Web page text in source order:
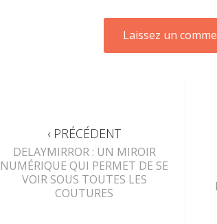
‹ PRÉCÉDENT
DELAYMIRROR : UN MIROIR
NUMÉRIQUE QUI PERMET DE SE
VOIR SOUS TOUTES LES
COUTURES